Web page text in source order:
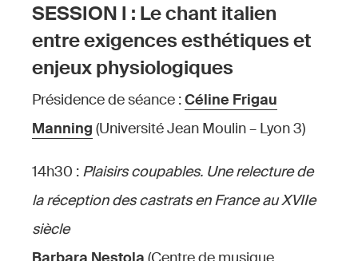
SESSION I : Le chant italien
entre exigences esthétiques et
enjeux physiologiques
Présidence de séance :Céline Frigau
Manning (Université Jean Moulin – Lyon 3)
14h30 : Plaisirs coupables. Une relecture de
la réception des castrats en France au XVIIe
siècle